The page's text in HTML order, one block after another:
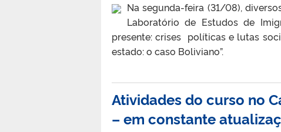
Na segunda-feira (31/08),
Laboratório de Estudos de
presente: crises políticas e lutas
estado: o caso Boliviano”.
Atividades do curso no
– em constante